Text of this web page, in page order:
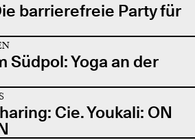
barrierefreie Party für
Südpol: Yoga an der
Cie. Youkali: ON